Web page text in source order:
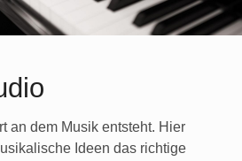
an dem Musik entsteht. Hier
Ideen das richtige